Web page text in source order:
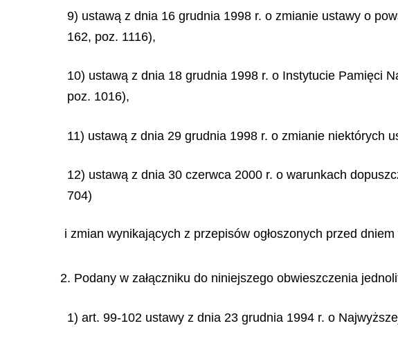
9) ustawą z dnia 16 grudnia 1998 r. o zmianie ustawy o
162, poz. 1116),
10) ustawą z dnia 18 grudnia 1998 r. o Instytucie Pamięci
poz. 1016),
11) ustawą z dnia 29 grudnia 1998 r. o zmianie niektórych
12) ustawą z dnia 30 czerwca 2000 r. o warunkach
704)
i zmian wynikających z przepisów ogłoszonych przed
2. Podany w załączniku do niniejszego obwieszczenia
1) art. 99-102 ustawy z dnia 23 grudnia 1994 r. o